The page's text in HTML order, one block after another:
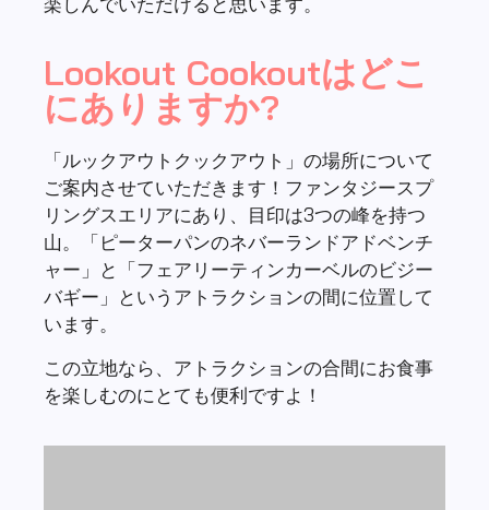
リングスエリアにあり、目印は3つの峰を持つ
ャー」と「フェアリーティンカーベルのビジー
バギー」というアトラクションの間に位置して
います。
この立地なら、アトラクションの合間にお食事
を楽しむのにとても便利ですよ！